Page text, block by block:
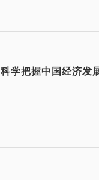
科学把握中国经济发